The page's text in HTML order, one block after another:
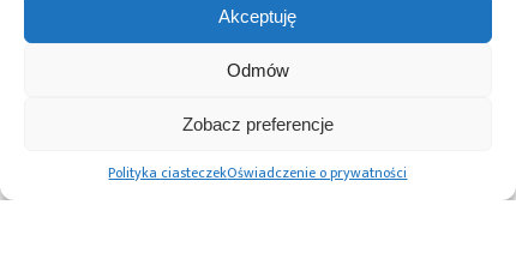
Akceptuję
Odmów
Zobacz preferencje
Polityka ciasteczekOświadczenie o prywatności